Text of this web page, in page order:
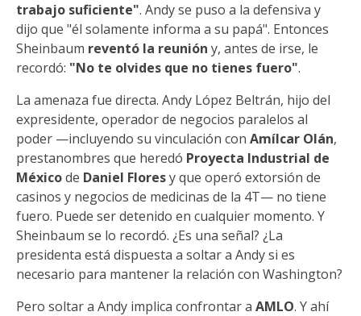
trabajo suficiente". Andy se puso a la defensiva y
dijo que "él solamente informa a su papá". Entonces
Sheinbaum reventó la reunión y, antes de irse, le
recordó: "No te olvides que no tienes fuero".
La amenaza fue directa. Andy López Beltrán, hijo del
expresidente, operador de negocios paralelos al
poder —incluyendo su vinculación con Amílcar Olán,
prestanombres que heredó Proyecta Industrial de
Méxicode Daniel Floresy que operó extorsión de
casinos y negocios de medicinas de la 4T— no tiene
fuero. Puede ser detenido en cualquier momento. Y
Sheinbaum se lo recordó. ¿Es una señal? ¿La
presidenta está dispuesta a soltar a Andy si es
necesario para mantener la relación con Washington?
Pero soltar a Andy implica confrontar a AMLO. Y ahí